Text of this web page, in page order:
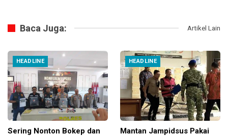
Baca Juga: Artikel Lain
HEADLINE
Sering Nonton Bokep dan
HEADLINE
Mantan Jampidsus Pakai